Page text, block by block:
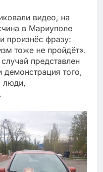
видео, на
в Мариуполе
произнёс фразу:
тоже не пройдёт».
представлен
демонстрация того,
люди,